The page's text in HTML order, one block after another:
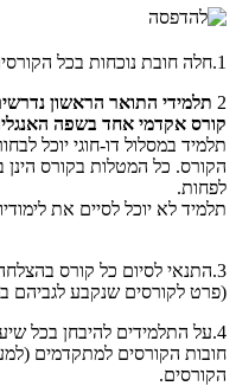
1.חלה חובת נוכחות בכל הקורסים.
2 תלמידי התואר הראשון
קורס אקדמי אחד בשפה
תלמיד במסלול דו-חוגי יוכל
לפחות.
תלמיד לא יוכל לסיים את
(פרט לקורסים שנקבע לגביהם
4.על התלמידים להיבחן בכל
חובות הקורסים למתקדמים
הקורסים.